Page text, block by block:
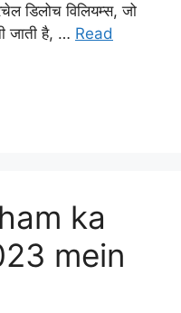
डिलोच विलियम्स, जो
जाती है, … Read
ka
mein